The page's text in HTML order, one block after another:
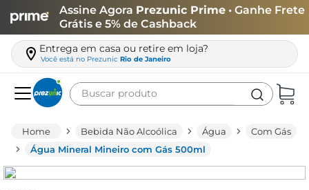
Assine Agora Prezunic Prime • Ganhe Frete
Grátis e 5% de Cashback
Entrega em casa ou retire em loja?
Você está no Prezunic Rio de Janeiro
Buscar produto
Bebida Não Alcoólica Água
Com Gás
Água Mineral Mineiro com Gás 500ml
leite